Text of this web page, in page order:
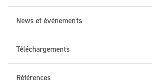
News et événements
Téléchargements
Références